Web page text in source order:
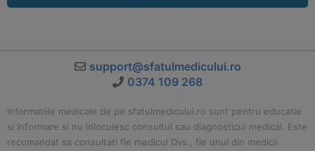
support@sfatulmedicului.ro
0374 109 268
Informatiile medicale de pe sfatulmedicului.ro sunt pentru educatie
si informare si nu inlocuiesc consultul sau diagnosticul medical. Este
recomandat sa consultati fie medicul Dvs., fie unul din medicii